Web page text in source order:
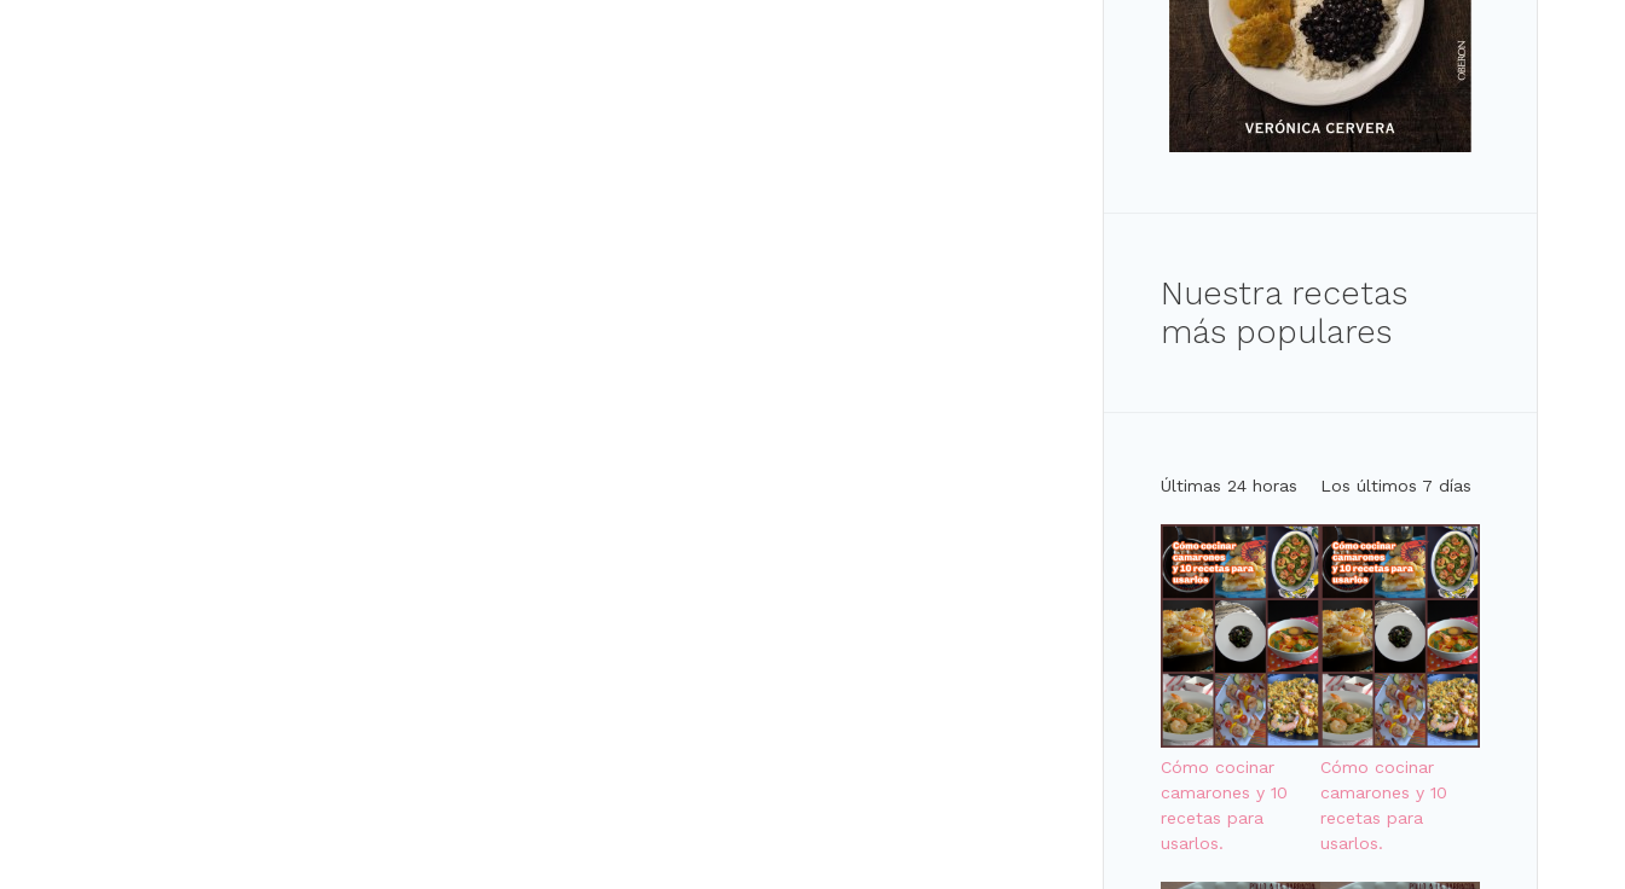
Nuestra recetas
más populares
Últimas 24 horas
Cómo cocinar
camarones y 10
recetas para
usarlos.
Los últimos 7 días
Cómo cocinar
camarones y 10
recetas para
usarlos.